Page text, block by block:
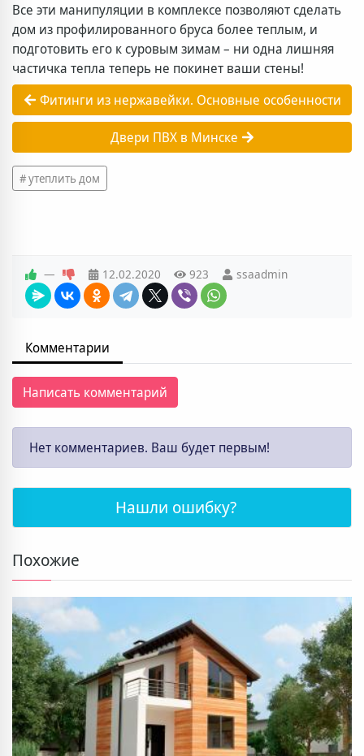
Все эти манипуляции в комплексе позволяют сделать
дом из профилированного бруса более теплым, и
подготовить его к суровым зимам – ни одна лишняя
частичка тепла теперь не покинет ваши стены!
Фитинги из нержавейки. Основные особенности
Двери ПВХ в Минске
утеплить дом
— 12.02.2020 923 ssaadmin
Комментарии
Написать комментарий
Нет комментариев. Ваш будет первым!
Нашли ошибку?
Похожие